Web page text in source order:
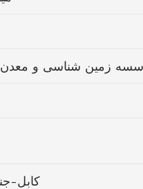
زمین شناسی و معدن
کابل-